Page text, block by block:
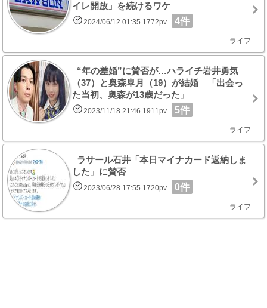
イレ開放」を続けるワケ
2024/06/12 01:35 1772pv 4件
ライフ
“年の差婚”に賛否が…ハライチ岩井勇気
（37）と奥森皐月（19）が結婚 「出会っ
た当初、奥森が13歳だった」
2023/11/18 21:46 1911pv 5件
ライフ
ラサール石井「本日マイナカード返納しま
した」に賛否
2023/06/28 17:55 1720pv 0件
ライフ